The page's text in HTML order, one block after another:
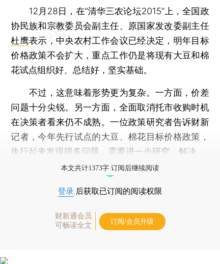
12月28日，在“清华三农论坛2015”上，全国政
协民族和宗教委员会副主任、原国家发改委副主任
杜鹰表示，中央农村工作会议已经决定，明年目标
价格政策不会扩大，重点工作仍是将现有大豆和棉
花试点组织好、总结好，坚实基础。
不过，这意味着形势更为复杂。一方面，价差
问题十分尖锐。另一方面，全面取消托市收购时机
在决策者看来仍不成熟。一位政策研究者告诉财新
记者，今年先行试点的大豆、棉花目标价格政策，
执行起来发现很多问题，需要进一步研究、解决。
本文共计1373字 订阅后继续阅读
登录 后获取已订阅的阅读权限
财新通会员
可畅读全文
订阅/会员升级